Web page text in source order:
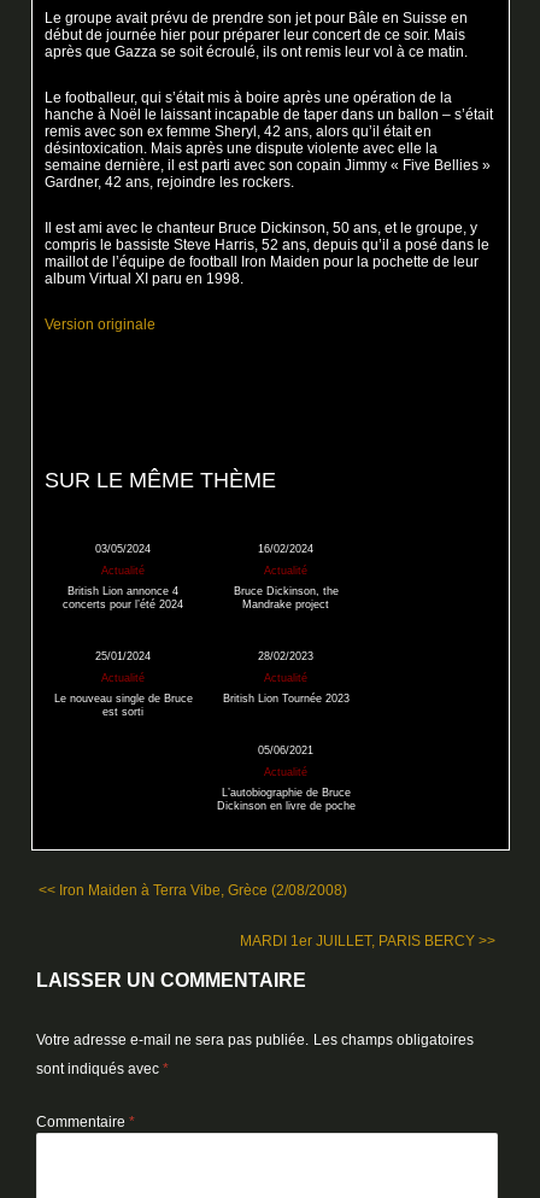
Le groupe avait prévu de prendre son jet pour Bâle en Suisse en
début de journée hier pour préparer leur concert de ce soir. Mais
après que Gazza se soit écroulé, ils ont remis leur vol à ce matin.
Le footballeur, qui s’était mis à boire après une opération de la
hanche à Noël le laissant incapable de taper dans un ballon – s’était
remis avec son ex femme Sheryl, 42 ans, alors qu’il était en
désintoxication. Mais après une dispute violente avec elle la
semaine dernière, il est parti avec son copain Jimmy « Five Bellies »
Gardner, 42 ans, rejoindre les rockers.
Il est ami avec le chanteur Bruce Dickinson, 50 ans, et le groupe, y
compris le bassiste Steve Harris, 52 ans, depuis qu’il a posé dans le
maillot de l’équipe de football Iron Maiden pour la pochette de leur
album Virtual XI paru en 1998.
Version originale
SUR LE MÊME THÈME
03/05/2024
Actualité
British Lion annonce 4
concerts pour l’été 2024
16/02/2024
Actualité
Bruce Dickinson, the
Mandrake project
25/01/2024
Actualité
Le nouveau single de Bruce
est sorti
28/02/2023
Actualité
British Lion Tournée 2023
05/06/2021
Actualité
L’autobiographie de Bruce
Dickinson en livre de poche
<< Iron Maiden à Terra Vibe, Grèce (2/08/2008)
MARDI 1er JUILLET, PARIS BERCY >>
LAISSER UN COMMENTAIRE
Votre adresse e-mail ne sera pas publiée. Les champs obligatoires
sont indiqués avec *
Commentaire *